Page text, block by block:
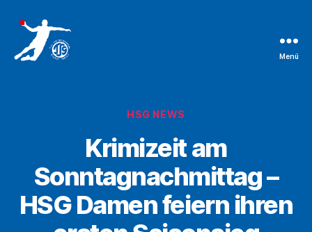
Menü
Kategorien
HSG NEWS
Krimizeit am
Sonntagnachmittag –
HSG Damen feiern ihren